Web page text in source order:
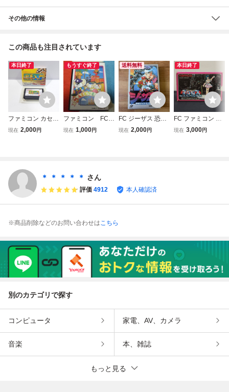
その他の情報
この商品も注目されています
本日終了
ファミコン カセッ
ト 囲碁入門 IMX-I
動確認済 中古 ya
3504
現在 2,000円
もうすぐ終了
ファミコン FC
美品 マッピーラ
現在 1,000円
送料無料
FC ジーザス 恐怖
のバイオモンスタ
現在 2,000円
本日終了
FC ファミコン 超
時空要塞マクロス
現在 3,000円
＊ ＊ ＊ ＊ ＊ さん
評価 4912 本人確認済
※商品削除などのお問い合わせはこちら
別のカテゴリで探す
コンピュータ 家電、AV、カメラ
音楽 本、雑誌
もっと見る